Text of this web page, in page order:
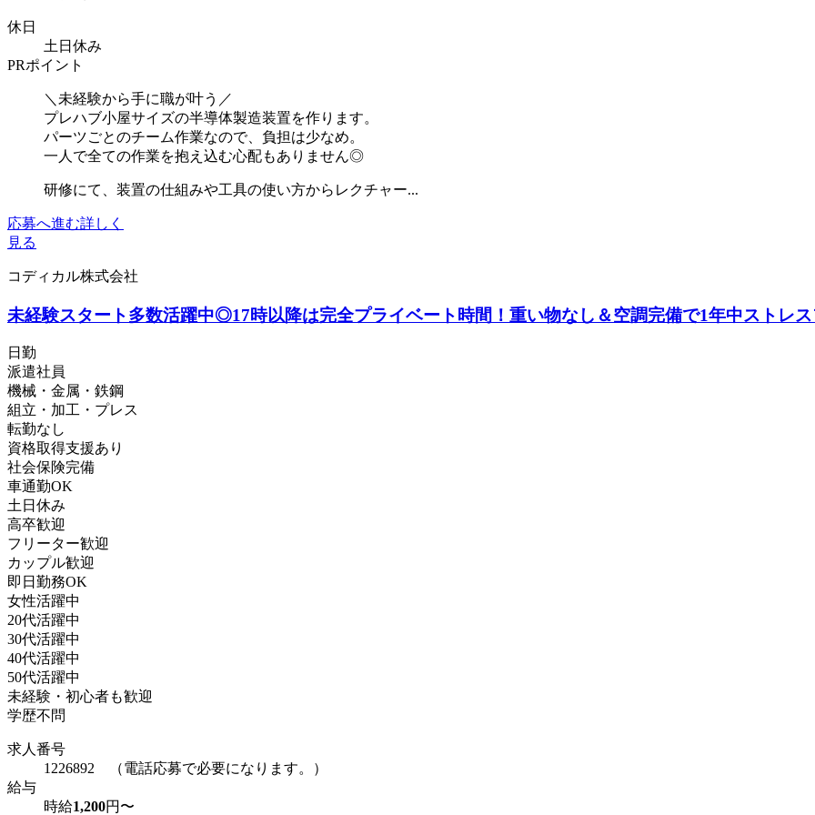
休日
土日休み
PRポイント
＼未経験から手に職が叶う／
プレハブ小屋サイズの半導体製造装置を作ります。
パーツごとのチーム作業なので、負担は少なめ。
一人で全ての作業を抱え込む心配もありません◎
研修にて、装置の仕組みや工具の使い方からレクチャー...
応募へ進む詳しく
見る
コディカル株式会社
未経験スタート多数活躍中◎17時以降は完全プライベート時間！重い物なし＆空調完備で1年中ストレ
日勤
派遣社員
機械・金属・鉄鋼
組立・加工・プレス
転勤なし
資格取得支援あり
社会保険完備
車通勤OK
土日休み
高卒歓迎
フリーター歓迎
カップル歓迎
即日勤務OK
女性活躍中
20代活躍中
30代活躍中
40代活躍中
50代活躍中
未経験・初心者も歓迎
学歴不問
求人番号
1226892 （電話応募で必要になります。）
給与
時給1,200円〜